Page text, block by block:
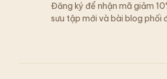
Đăng ký để nhận mã giảm
sưu tập mới và bài blog phối